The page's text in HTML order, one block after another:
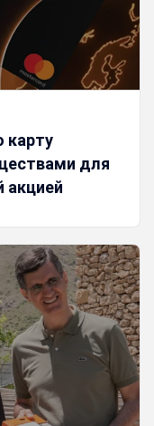
карту
для
акцией